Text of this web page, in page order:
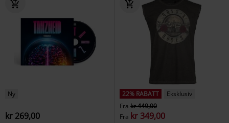
Ny
kr 269,00
22% RABATT
Eksklusiv
Fra kr 449,00
Fra kr 349,00